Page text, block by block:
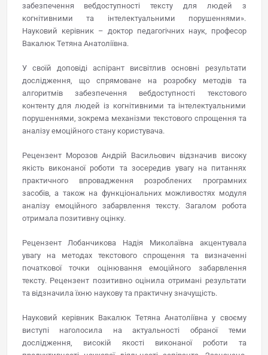
забезпечення вебдоступності тексту для людей з
когнітивними та інтелектуальними порушеннями».
Науковий керівник – доктор педагогічних наук, професор
Вакалюк Тетяна Анатоліївна.
У своїй доповіді аспірант висвітлив основні результати
дослідження, що спрямоване на розробку методів та
алгоритмів забезпечення вебдоступності текстового
контенту для людей із когнітивними та інтелектуальними
порушеннями, зокрема механізми текстового спрощення та
аналізу емоційного стану користувача.
Рецензент Морозов Андрій Васильович відзначив високу
якість виконаної роботи та зосередив увагу на питаннях
практичного впровадження розроблених програмних
засобів, а також на функціональних можливостях модуля
аналізу емоційного забарвлення тексту. Загалом робота
отримала позитивну оцінку.
Рецензент Лобанчикова Надія Миколаївна акцентувала
увагу на методах текстового спрощення та визначенні
початкової точки оцінювання емоційного забарвлення
тексту. Рецензент позитивно оцінила отримані результати
та відзначила їхню наукову та практичну значущість.
Науковий керівник Вакалюк Тетяна Анатоліївна у своєму
виступі наголосила на актуальності обраної теми
дослідження, високій якості виконаної роботи та